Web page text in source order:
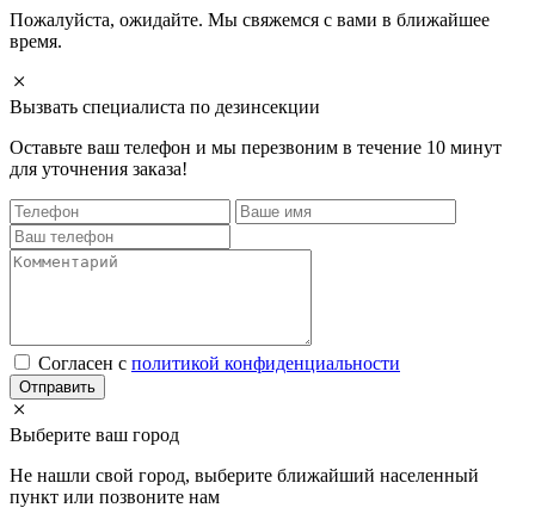
Пожалуйста, ожидайте. Мы свяжемся с вами в ближайшее
время.
Вызвать специалиста по дезинсекции
Оставьте ваш телефон и мы перезвоним в течение 10 минут
для уточнения заказа!
Cогласен с политикой конфиденциальности
Отправить
Выберите ваш город
Не нашли свой город, выберите ближайший населенный
пункт или позвоните нам